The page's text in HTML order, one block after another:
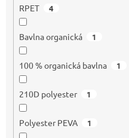
RPET 4
Bavlna organická 1
100 % organická bavlna 1
210D polyester 1
Polyester PEVA 1